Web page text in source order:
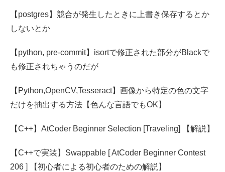
【postgres】競合が発生したときに上書き保存するとか
しないとか
【python, pre-commit】isortで修正された部分がBlackで
も修正されちゃうのだが
【Python,OpenCV,Tesseract】画像から特定の色の文字
だけを抽出する方法【色んな言語でもOK】
【C++】AtCoder Beginner Selection [Traveling] 【解説】
【C++で実装】Swappable [ AtCoder Beginner Contest
206 ] 【初心者による初心者のための解説】